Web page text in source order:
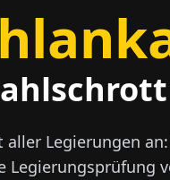
Legierungen an:
Legierungsprüfung